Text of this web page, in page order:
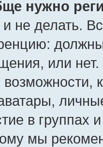
нужно
не делать.
или
в группах
мы